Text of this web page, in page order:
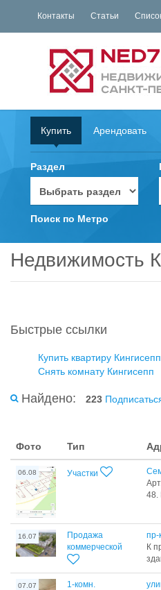
Контакты Статьи
Купить Арендовать
Раздел
Поиск по Метро
Недвижимость
Быстрые ссылки
Купить квартиру Кингисепп
Снять комнату Кингисепп
Найдено: 223
Фото Тип
06.08 Участки
48.
16.07
Продажа
коммерческой
пр-
К
07.07
1-комн.